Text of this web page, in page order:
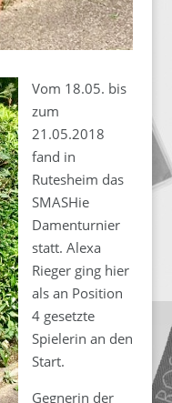
Vom 18.05. bis
zum
21.05.2018
fand in
Rutesheim das
SMASHie
Damenturnier
statt. Alexa
Rieger ging hier
als an Position
4 gesetzte
Spielerin an den
Start.
Gegnerin der